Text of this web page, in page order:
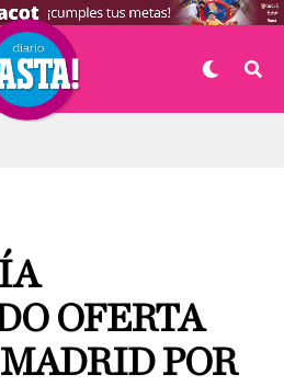
OFERTA
POR